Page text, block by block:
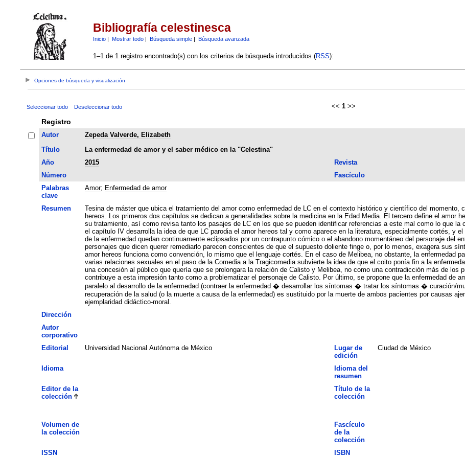
Bibliografía celestinesca
Inicio| Mostrar todo| Búsqueda simple| Búsqueda avanzada
1–1 de 1 registro encontrado(s) con los criterios de búsqueda introducidos (RSS):
Opciones de búsqueda y visualización
Seleccionar todo Deseleccionar todo << 1 >>
Registro
Autor
Zepeda Valverde, Elizabeth
Título
La enfermedad de amor y el saber médico en la "Celestina"
Año
2015 Revista
Número
Fascículo
Palabras
clave
Amor; Enfermedad de amor
Resumen
Tesina de máster que ubica el tratamiento del amor como enfermedad de LC en el contexto histórico y científico del momento,
hereos. Los primeros dos capítulos se dedican a generalidades sobre la medicina en la Edad Media. El tercero define el amor
su tratamiento, así como revisa tanto los pasajes de LC en los que se pueden identificar referencias a este mal como lo que
el capítulo IV desarrolla la idea de que LC parodia el amor hereos tal y como aparece en la literatura, especialmente cortés, y
de la enfermedad quedan continuamente eclipsados por un contrapunto cómico o el abandono momentáneo del personaje del
personajes que dicen querer remediarlo parecen conscientes de que el supuesto doliente finge o, por lo menos, exagera sus
amor hereos funciona como convención, lo mismo que el lenguaje cortés. En el caso de Melibea, no obstante, la enfermedad
varias relaciones sexuales en el paso de la Comedia a la Tragicomedia subvierte la idea de que el coito ponía fin a la
una concesión al público que quería que se prolongara la relación de Calisto y Melibea, no como una contradicción más de los
contribuye a esta impresión tanto como a problematizar el personaje de Calisto. Por último, se propone que la enfermedad de
paralelo al desarrollo de la enfermedad (contraer la enfermedad � desarrollar los síntomas � tratar los síntomas � curación/
recuperación de la salud (o la muerte a causa de la enfermedad) es sustituido por la muerte de ambos pacientes por causas
ejemplaridad didáctico-moral.
Dirección
Autor
corporativo
Editorial Universidad Nacional Autónoma de México
Lugar de
edición
Ciudad de México
Idioma
Idioma del
resumen
Editor de la
colección
Título de la
colección
Volumen de
la colección
Fascículo
de la
colección
ISSN ISBN